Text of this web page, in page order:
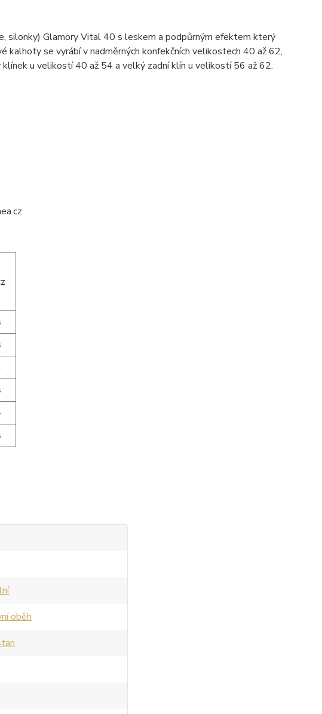
silonky) Glamory Vital 40 s leskem a podpůrným efektem který
kalhoty se vyrábí v nadměrných konfekčních velikostech 40 až 62,
u velikostí 40 až 54 a velký zadní klín u velikostí 56 až 62.
oběh